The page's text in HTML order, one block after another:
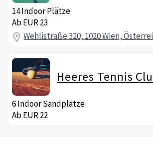
14 Indoor Plätze
Ab EUR 23
Wehlistraße 320, 1020 Wien,
Heeres Tennis
6 Indoor Sandplätze
Ab EUR 22